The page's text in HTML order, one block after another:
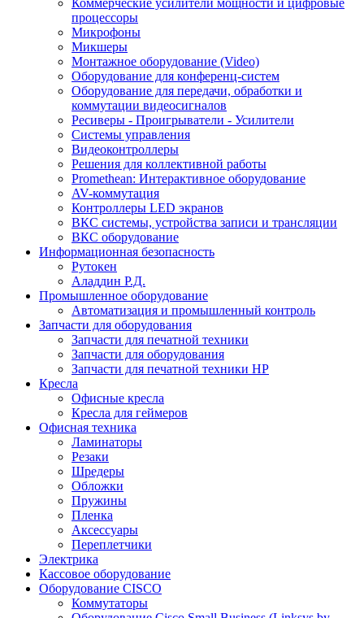
Коммерческие усилители мощности и цифровые
процессоры
Микрофоны
Микшеры
Монтажное оборудование (Video)
Оборудование для конференц-систем
Оборудование для передачи, обработки и
коммутации видеосигналов
Ресиверы - Проигрыватели - Усилители
Системы управления
Видеоконтроллеры
Решения для коллективной работы
Promethean: Интерактивное оборудование
AV-коммутация
Контроллеры LED экранов
ВКС системы, устройства записи и трансляции
ВКС оборудование
Информационная безопасность
Рутокен
Аладдин Р.Д.
Промышленное оборудование
Автоматизация и промышленный контроль
Запчасти для оборудования
Запчасти для печатной техники
Запчасти для оборудования
Запчасти для печатной техники HP
Кресла
Офисные кресла
Кресла для геймеров
Офисная техника
Ламинаторы
Резаки
Шредеры
Обложки
Пружины
Пленка
Аксессуары
Переплетчики
Электрика
Кассовое оборудование
Оборудование CISCO
Коммутаторы